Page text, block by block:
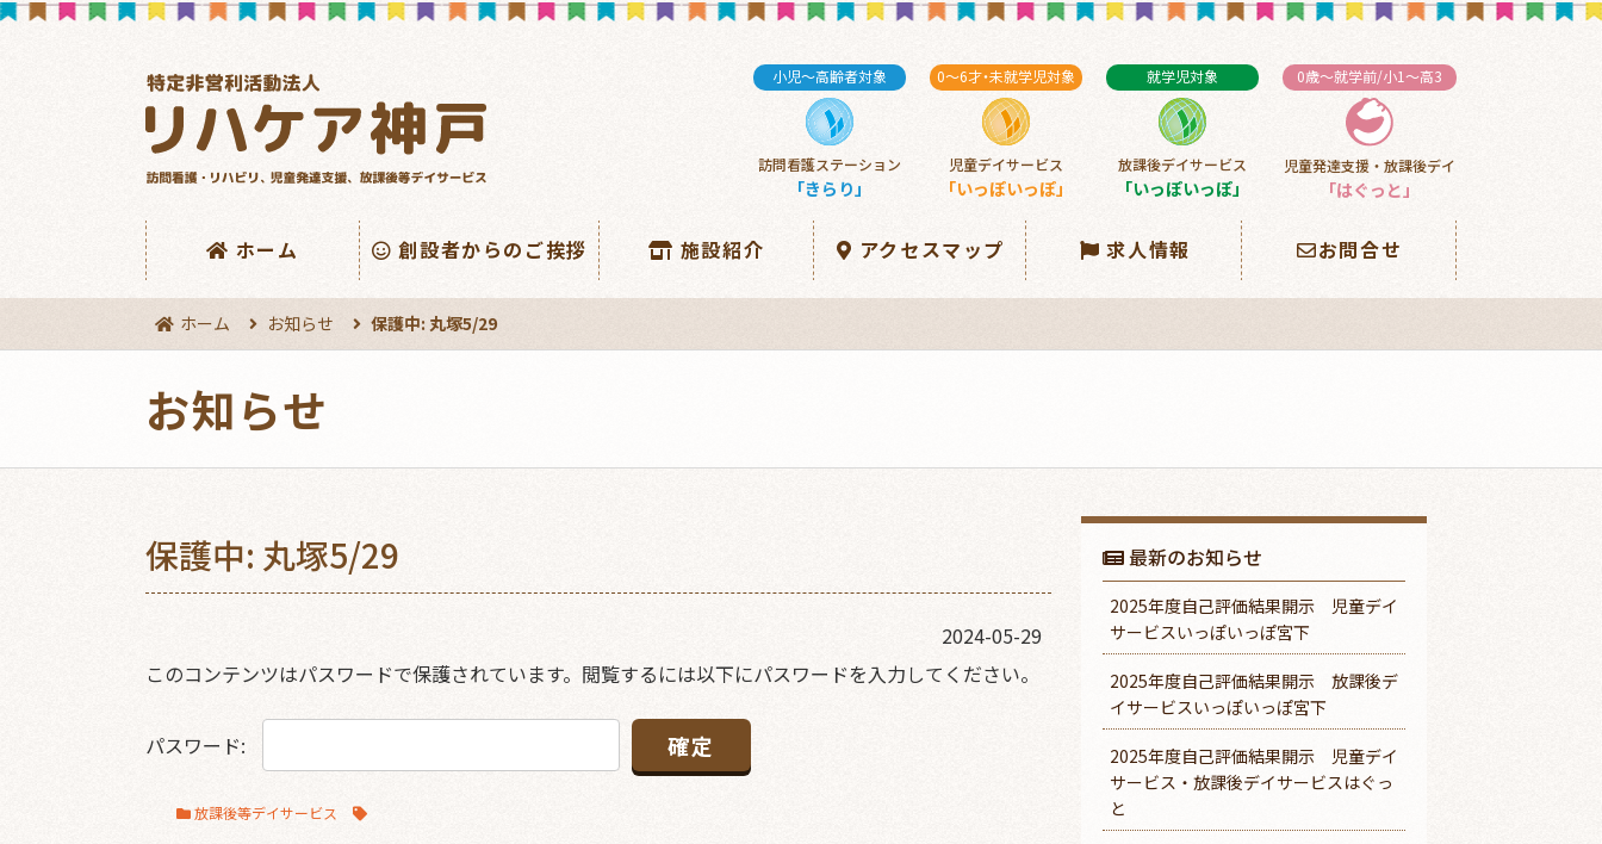
小児～高齢者対象
訪問看護ステーション
「きらり」
0～6才・未就学児対象
児童デイサービス
「いっぽいっぽ」
就学児対象
放課後デイサービス
「いっぽいっぽ」
0歳～就学前/小1～高3
児童発達支援・放課後デイ
「はぐっと」
ホーム 創設者からのご挨拶 施設紹介 アクセスマップ 求人情報 お問合せ
ホーム お知らせ 保護中: 丸塚5/29
お知らせ
保護中: 丸塚5/29
2024-05-29
このコンテンツはパスワードで保護されています。閲覧するには以下にパスワードを入力してください。
パスワード:
放課後等デイサービス
最新のお知らせ
2025年度自己評価結果開示 児童デイ
サービスいっぽいっぽ宮下
2025年度自己評価結果開示 放課後デ
イサービスいっぽいっぽ宮下
2025年度自己評価結果開示 児童デイ
サービス・放課後デイサービスはぐっ
と